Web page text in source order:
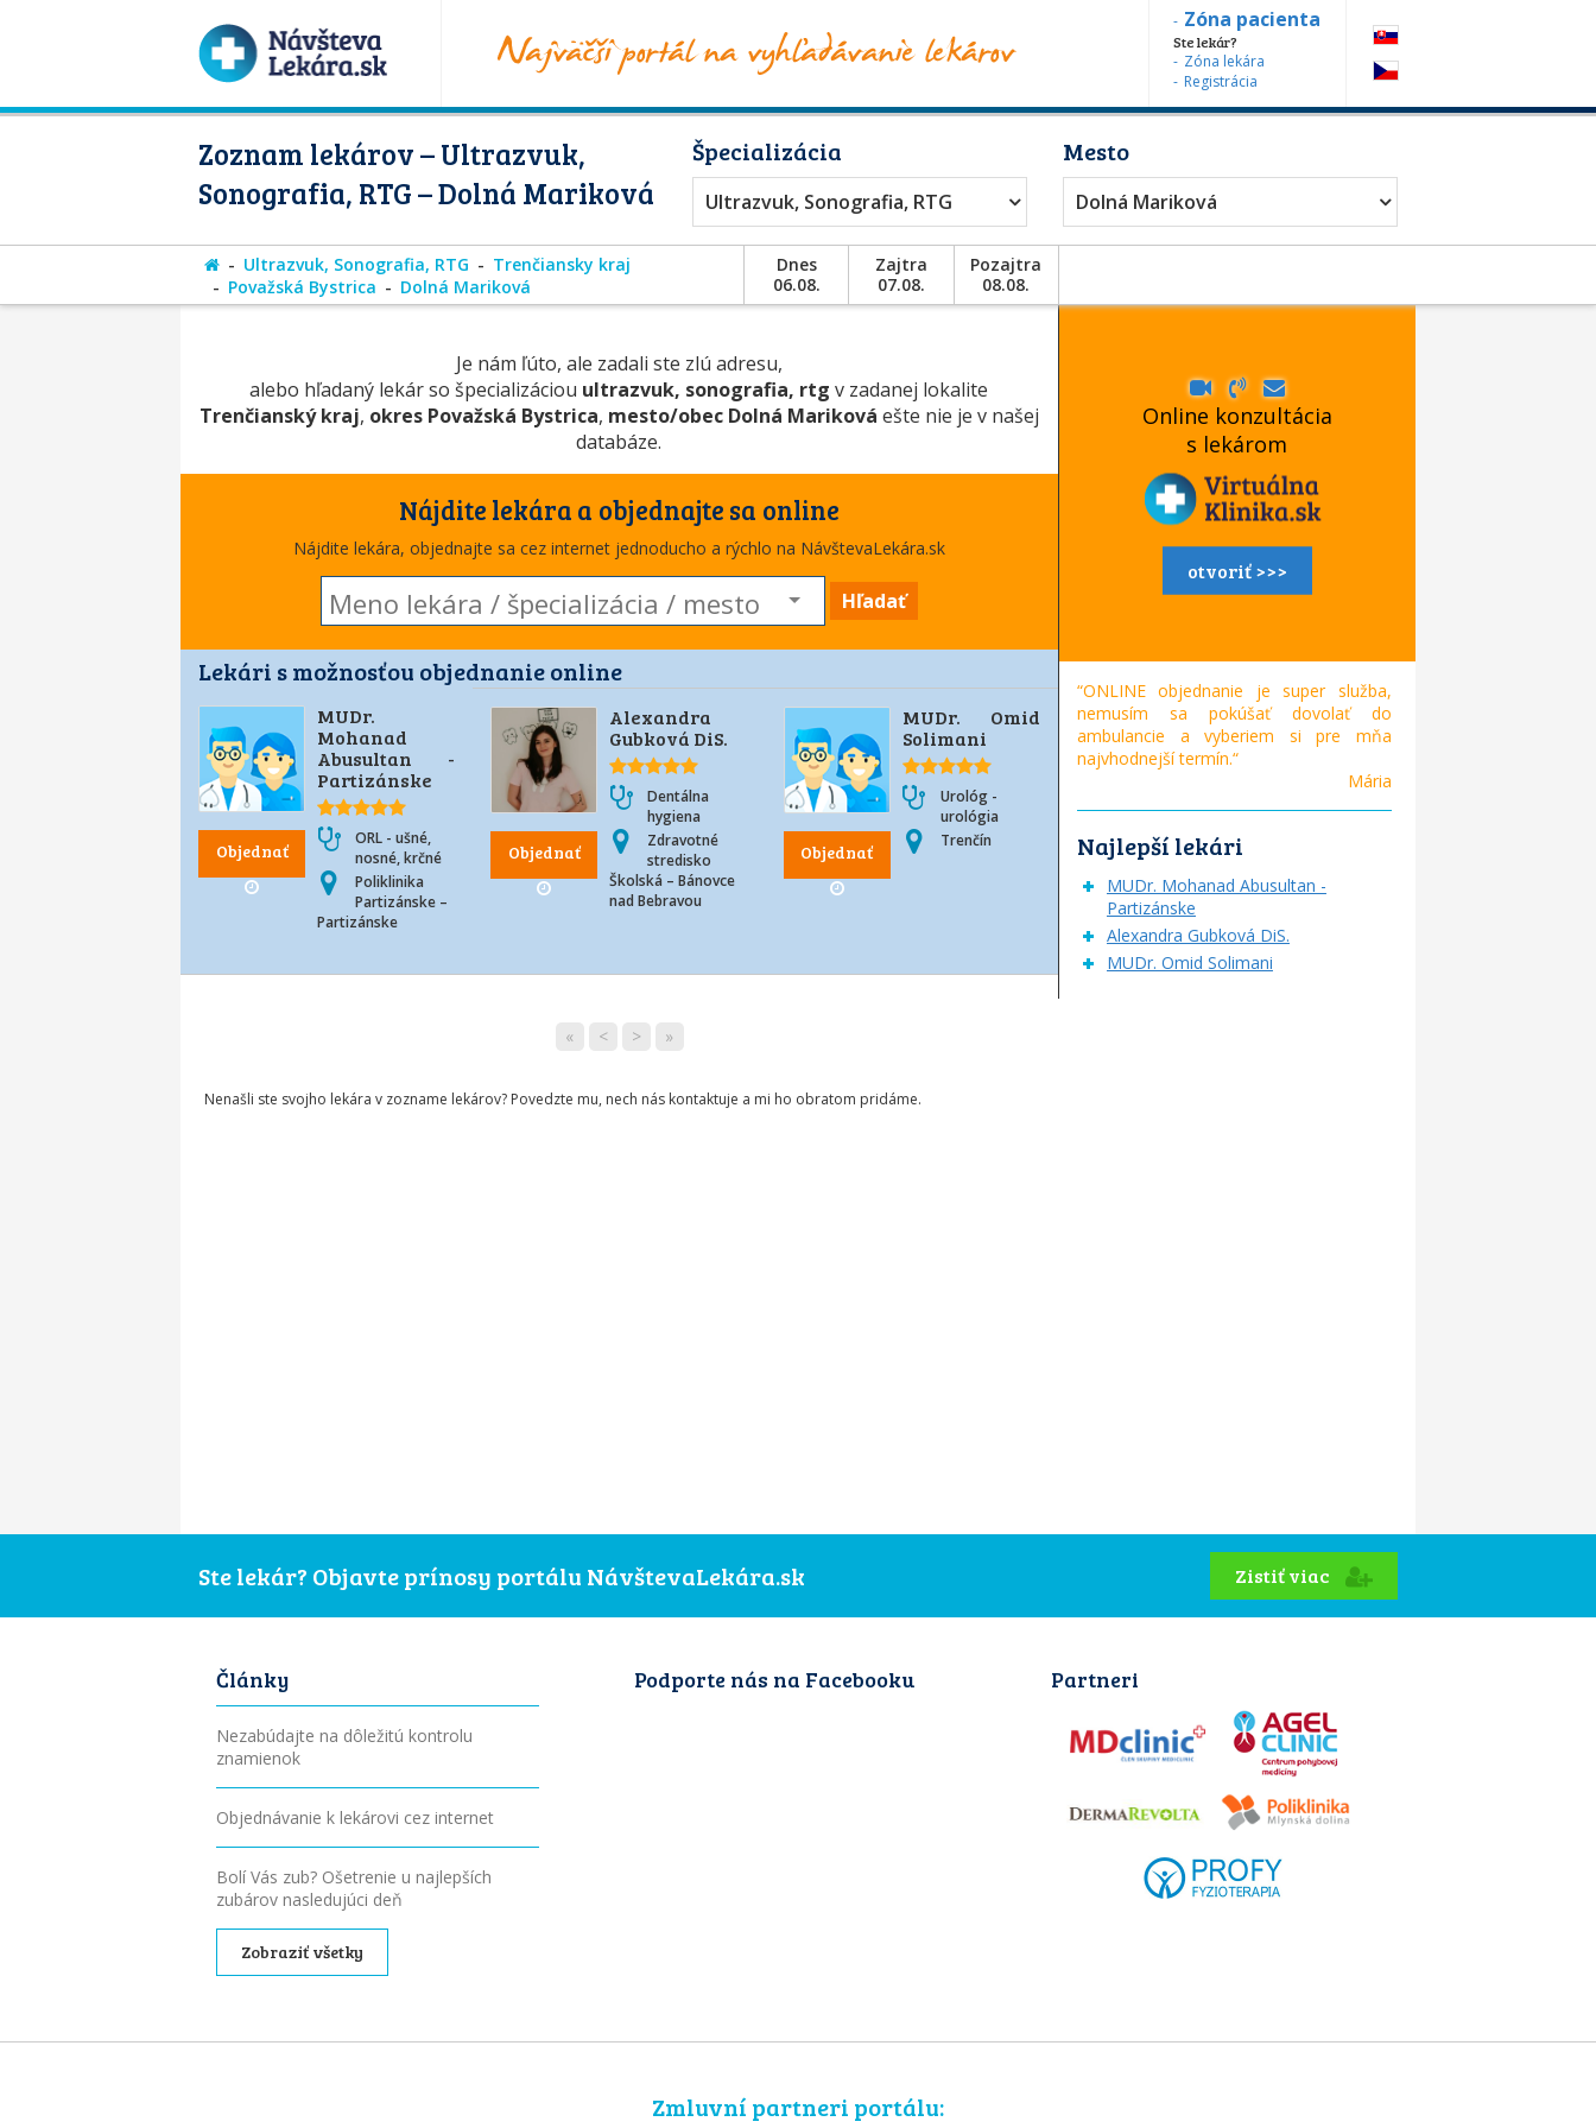
Zóna pacienta
Ste lekár?
Zóna lekára
Registrácia
Zoznam lekárov – Ultrazvuk,
Sonografia, RTG – Dolná Mariková
Špecializácia
Ultrazvuk, Sonografia, RTG
Mesto
Dolná Mariková
Ultrazvuk, Sonografia, RTG
Trenčiansky kraj
Považská Bystrica
Dolná Mariková
Dnes
06.08.
Zajtra
07.08.
Pozajtra
08.08.
Je nám ľúto, ale zadali ste zlú adresu,
alebo hľadaný lekár so špecializáciou ultrazvuk, sonografia, rtg v zadanej lokalite
Trenčianský kraj, okres Považská Bystrica, mesto/obec Dolná Mariková ešte nie je v našej
databáze.
Nájdite lekára a objednajte sa online
Nájdite lekára, objednajte sa cez internet jednoducho a rýchlo na NávštevaLekára.sk
Hľadať
Lekári s možnosťou objednanie online
Objednať
MUDr.
Mohanad
Abusultan -
Partizánske
ORL - ušné,
nosné, krčné
Poliklinika
Partizánske –
Partizánske
Objednať
Alexandra
Gubková DiS.
Dentálna
hygiena
Zdravotné
stredisko
Školská – Bánovce
nad Bebravou
Objednať
MUDr. Omid
Solimani
Urológ -
urológia
Trenčín
« < > »
Nenašli ste svojho lekára v zozname lekárov? Povedzte mu, nech nás kontaktuje a mi ho obratom pridáme.
Online konzultácia
s lekárom
otvoriť >>>
“ONLINE objednanie je super služba,
nemusím sa pokúšať dovolať do
ambulancie a vyberiem si pre mňa
najvhodnejší termín.“
Mária
Najlepší lekári
MUDr. Mohanad Abusultan -
Partizánske
Alexandra Gubková DiS.
MUDr. Omid Solimani
Ste lekár? Objavte prínosy portálu NávštevaLekára.sk Zistiť viac
Články
Nezabúdajte na dôležitú kontrolu
znamienok
Objednávanie k lekárovi cez internet
Bolí Vás zub? Ošetrenie u najlepších
zubárov nasledujúci deň
Zobraziť všetky
Podporte nás na Facebooku Partneri
Zmluvní partneri portálu: